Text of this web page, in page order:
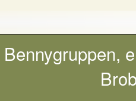
Bennygruppen,